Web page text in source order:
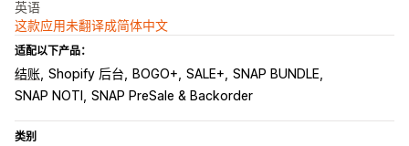
英语
这款应用未翻译成简体中文
适配以下产品：
结账 Shopify 后台 BOGO+ SALE+ SNAP BUNDLE
SNAP NOTI
SNAP PreSale & Backorder
类别